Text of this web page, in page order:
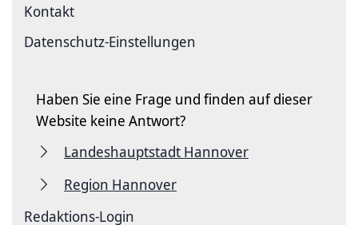
Kontakt
Datenschutz-Einstellungen
Haben Sie eine Frage und finden auf dieser
Website keine Antwort?
Landeshauptstadt Hannover
Region Hannover
Redaktions-Login